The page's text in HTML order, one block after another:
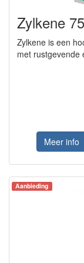
Zylkene
Zylkene is een
met rustgevende
Meer info
Aanbieding